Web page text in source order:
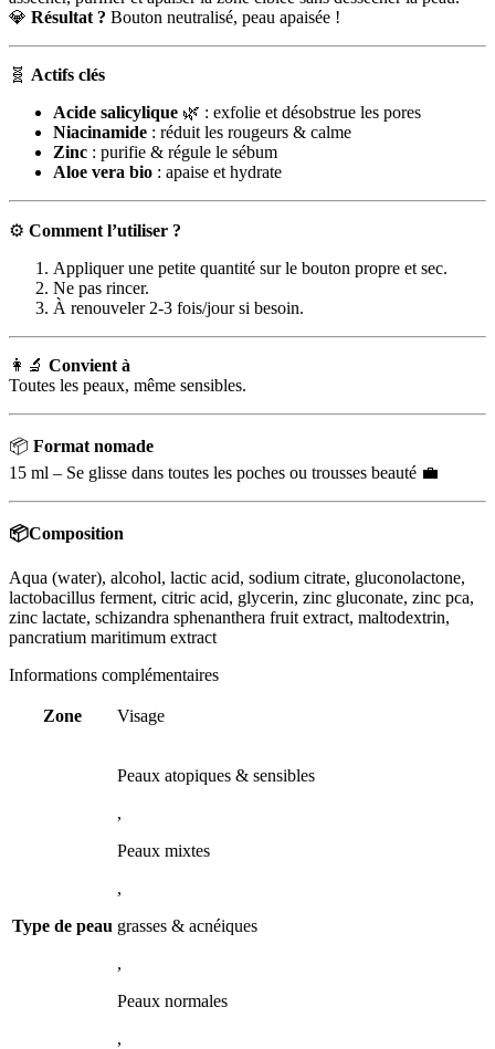
💎 Résultat ? Bouton neutralisé, peau apaisée !
🧬 Actifs clés
Acide salicylique 🌿 : exfolie et désobstrue les pores
Niacinamide : réduit les rougeurs & calme
Zinc : purifie & régule le sébum
Aloe vera bio : apaise et hydrate
⚙️ Comment l’utiliser ?
Appliquer une petite quantité sur le bouton propre et sec.
Ne pas rincer.
À renouveler 2-3 fois/jour si besoin.
👩‍🔬 Convient à
Toutes les peaux, même sensibles.
📦 Format nomade
15 ml – Se glisse dans toutes les poches ou trousses beauté 💼
📦Composition
Aqua (water), alcohol, lactic acid, sodium citrate, gluconolactone,
lactobacillus ferment, citric acid, glycerin, zinc gluconate, zinc pca,
zinc lactate, schizandra sphenanthera fruit extract, maltodextrin,
pancratium maritimum extract
Informations complémentaires
Zone Visage
Type de peau
Peaux atopiques & sensibles
,
Peaux mixtes
,
grasses & acnéiques
,
Peaux normales
,